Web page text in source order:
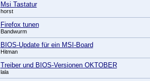
Msi Tastatur
horst
Firefox tunen
Bandwurm
BIOS-Update für ein MSI-Board
Hitman
Treiber und BIOS-Versionen OKTOBER
lala